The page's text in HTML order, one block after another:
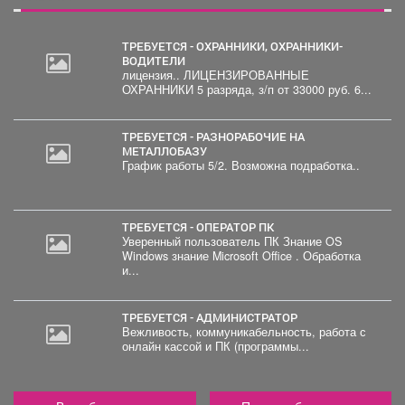
ТРЕБУЕТСЯ - ОХРАННИКИ, ОХРАННИКИ-
ВОДИТЕЛИ
лицензия.. ЛИЦЕНЗИРОВАННЫЕ
ОХРАННИКИ 5 разряда, з/п от 33000 руб. 6...
ТРЕБУЕТСЯ - РАЗНОРАБОЧИЕ НА
МЕТАЛЛОБАЗУ
График работы 5/2. Возможна подработка..
ТРЕБУЕТСЯ - ОПЕРАТОР ПК
Уверенный пользователь ПК Знание OS
Windows знание Microsoft Office . Обработка
и...
ТРЕБУЕТСЯ - АДМИНИСТРАТОР
Вежливость, коммуникабельность, работа с
онлайн кассой и ПК (программы...